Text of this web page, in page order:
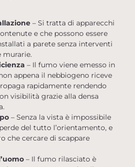
– Si tratta di apparecchi
e che possono essere
a parete senza interventi
murarie.
– Il fumo viene emesso in
appena il nebbiogeno riceve
rapidamente rendendo
visibilità grazie alla densa
– Senza la vista è impossibile
del tutto l’orientamento, e
che cercare di scappare
– Il fumo rilasciato è